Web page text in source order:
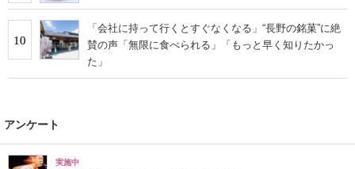
10
「会社に持って行くとすぐなくなる」“長野の銘菓”に絶
賛の声「無限に食べられる」「もっと早く知りたかっ
た」
アンケート
実施中